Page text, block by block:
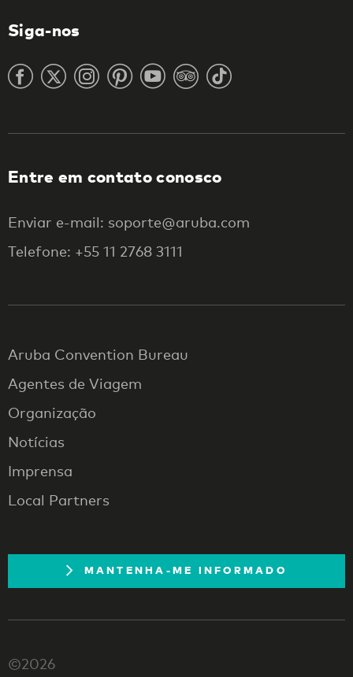
Siga-nos
Entre em contato conosco
Enviar e-mail: soporte@aruba.com
Telefone: +55 11 2768 3111
Aruba Convention Bureau
Agentes de Viagem
Organização
Notícias
Imprensa
Local Partners
MANTENHA-ME INFORMADO
©2026